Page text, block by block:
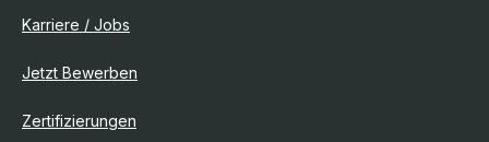
Karriere / Jobs
Jetzt Bewerben
Zertifizierungen